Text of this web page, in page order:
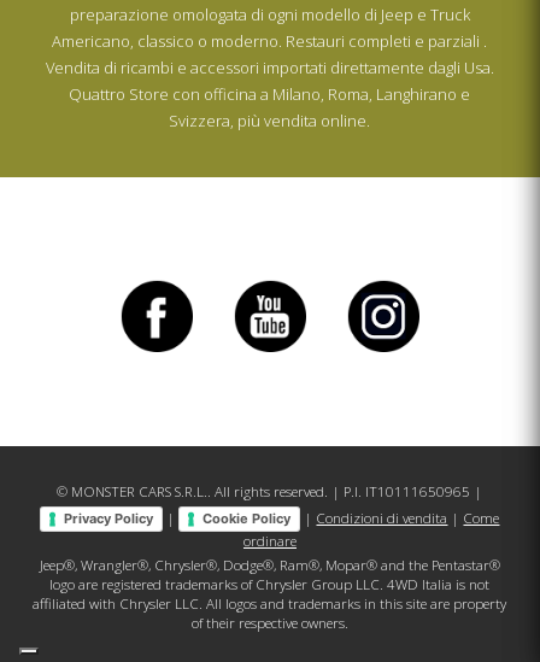
preparazione omologata di ogni modello di Jeep e Truck
Americano, classico o moderno. Restauri completi e parziali .
Vendita di ricambi e accessori importati direttamente dagli Usa.
Quattro Store con officina a Milano, Roma, Langhirano e
Svizzera, più vendita online.
© MONSTER CARS S.R.L.. All rights reserved. | P.I. IT10111650965 |
Privacy Policy | Cookie Policy | Condizioni di vendita | Come
ordinare
Jeep®, Wrangler®, Chrysler®, Dodge®, Ram®, Mopar® and the Pentastar®
logo are registered trademarks of Chrysler Group LLC. 4WD Italia is not
affiliated with Chrysler LLC. All logos and trademarks in this site are property
of their respective owners.